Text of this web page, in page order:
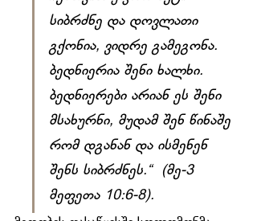
სიბრძნე და დოვლათი
გქონია, ვიდრე გამეგონა.
ბედნიერია შენი ხალხი.
ბედნიერები არიან ეს შენი
მსახურნი, მუდამ შენ წინაშე
რომ დგანან და ისმენენ
შენს სიბრძნეს.“  (მე-3
მეფეთა 10:6-8).